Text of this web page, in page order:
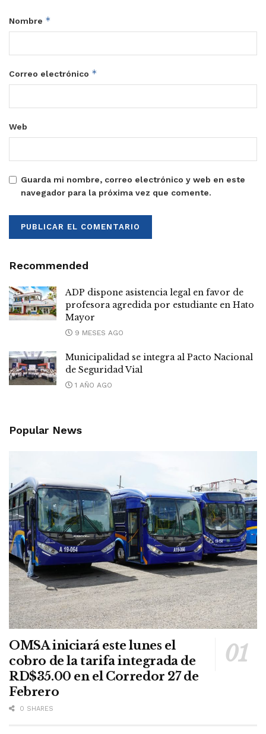
Nombre *
Correo electrónico *
Web
Guarda mi nombre, correo electrónico y web en este
navegador para la próxima vez que comente.
Recommended
ADP dispone asistencia legal en favor de
profesora agredida por estudiante en Hato
Mayor
9 MESES AGO
Municipalidad se integra al Pacto Nacional
de Seguridad Vial
1 AÑO AGO
Popular News
OMSA iniciará este lunes el
cobro de la tarifa integrada de
RD$35.00 en el Corredor 27 de
Febrero
0 SHARES